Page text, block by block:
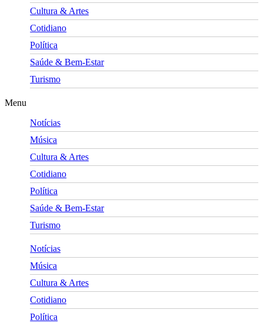
Cultura & Artes
Cotidiano
Política
Saúde & Bem-Estar
Turismo
Menu
Notícias
Música
Cultura & Artes
Cotidiano
Política
Saúde & Bem-Estar
Turismo
Notícias
Música
Cultura & Artes
Cotidiano
Política